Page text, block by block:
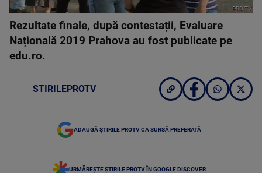
PRO TV
Rezultate finale, după contestații, Evaluare
Națională 2019 Prahova au fost publicate pe
edu.ro.
STIRILEPROTV
ADAUGĂ ȘTIRILE PROTV CA SURSĂ PREFERATĂ
URMĂREȘTE ȘTIRILE PROTV ÎN GOOGLE DISCOVER